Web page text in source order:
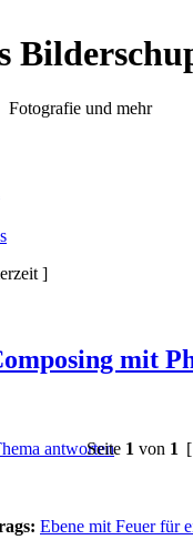
Fotografie und mehr
]
mit
Seite 1 von 1
Ebene mit Feuer für